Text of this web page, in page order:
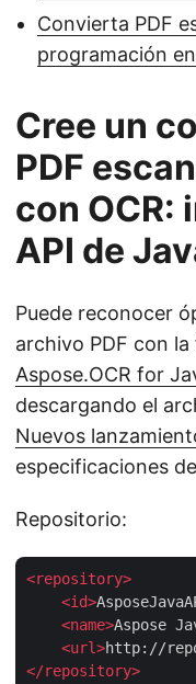
Convierta PDF
programación
Cree un
PDF
con OCR:
API de
Puede reconocer
archivo PDF con
Aspose.OCR for
descargando el
Nuevos
especificaciones
Repositorio:
<repository>
<id>
<name>Aspose
<url>http://
</repository>